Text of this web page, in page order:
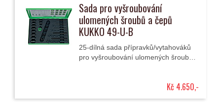
Sada pro vyšroubování
ulomených šroubů a čepů
KUKKO 49-U-B
25-dílná sada přípravků/vytahováků
pro vyšroubování ulomených šroubů
Kč 4.650,-